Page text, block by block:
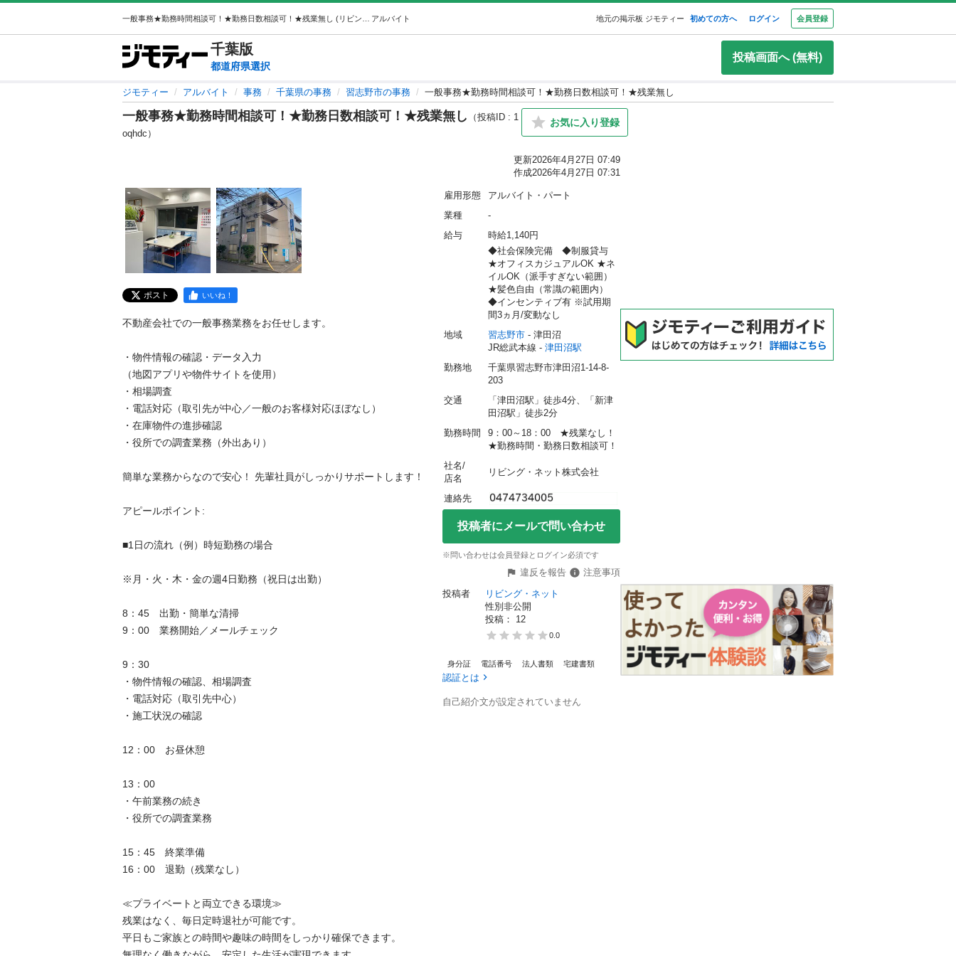
アルバイト 地元の掲示板 ジモティー 初めての方へ ログイン 会員登録
千葉版
都道府県選択
投稿画面へ (無料)
ジモティー アルバイト 事務 千葉県の事務 習志野市の事務 一般事務★勤務時間相談可！★勤務日数相談可！★残業無し
一般事務★勤務時間相談可！★勤務日数相談可！★残業無し
（投稿ID : 1
oqhdc）
お気に入り登録
更新2026年4月27日 07:49
作成2026年4月27日 07:31
ポスト いいね！
不動産会社での一般事務業務をお任せします。
・物件情報の確認・データ入力
（地図アプリや物件サイトを使用）
・相場調査
・電話対応（取引先が中心／一般のお客様対応ほぼなし）
・在庫物件の進捗確認
・役所での調査業務（外出あり）
簡単な業務からなので安心！ 先輩社員がしっかりサポートします！
アピールポイント:
■1日の流れ（例）時短勤務の場合
※月・火・木・金の週4日勤務（祝日は出勤）
8：45　出勤・簡単な清掃
9：00　業務開始／メールチェック
9：30
・物件情報の確認、相場調査
・電話対応（取引先中心）
・施工状況の確認
12：00　お昼休憩
13：00
・午前業務の続き
・役所での調査業務
15：45　終業準備
16：00　退勤（残業なし）
≪プライベートと両立できる環境≫
残業はなく、毎日定時退社が可能です。
平日もご家族との時間や趣味の時間をしっかり確保できます。
雇用形態
アルバイト・パート
業種
-
給与
時給1,140円
◆社会保険完備　◆制服貸与
★オフィスカジュアルOK ★ネ
イルOK（派手すぎない範囲）
★髪色自由（常識の範囲内）
◆インセンティブ有 ※試用期
間3ヵ月/変動なし
地域
習志野市 - 津田沼
JR総武本線 - 津田沼駅
勤務地
千葉県習志野市津田沼1-14-8-
203
交通
「津田沼駅」徒歩4分、「新津
田沼駅」徒歩2分
勤務時間
9：00～18：00　★残業なし！
★勤務時間・勤務日数相談可！
社名/
店名
リビング・ネット株式会社
連絡先
投稿者にメールで問い合わせ
※問い合わせは会員登録とログイン必須です
違反を報告
注意事項
投稿者
リビング・ネット
性別非公開
投稿： 12
0.0
身分証 電話番号 法人書類 宅建書類
認証とは
自己紹介文が設定されていません